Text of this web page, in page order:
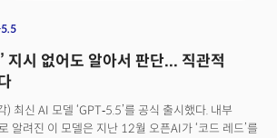
지시 없어도 알아서 판단... 직관적
최신 AI 모델 ‘GPT‑5.5’를 공식 출시했다. 내부
알려진 이 모델은 지난 12월 오픈AI가 ‘코드 레드’를